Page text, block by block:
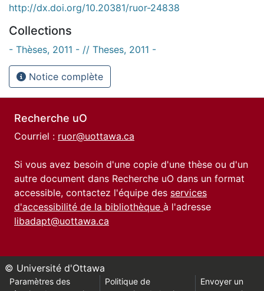
http://dx.doi.org/10.20381/ruor-24838
Collections
- Thèses, 2011 - // Theses, 2011 -
Notice complète
Recherche uO
Courriel : ruor@uottawa.ca
Si vous avez besoin d'une copie d'une thèse ou d'un
autre document dans Recherche uO dans un format
accessible, contactez l'équipe des services
d'accessibilité de la bibliothèque à l'adresse
libadapt@uottawa.ca
© Université d'Ottawa
Paramètres des
Politique de
Envoyer un